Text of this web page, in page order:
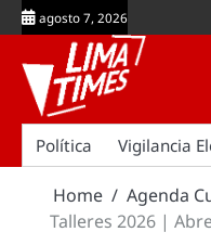
Skip
to
content
agosto 7, 2026
Política Vigilancia
Home Agenda
Talleres 2026 |